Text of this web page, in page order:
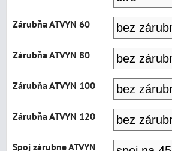
Zárubňa ATVYN 60
Zárubňa ATVYN 80
Zárubňa ATVYN 100
Zárubňa ATVYN 120
Spoj zárubne ATVYN